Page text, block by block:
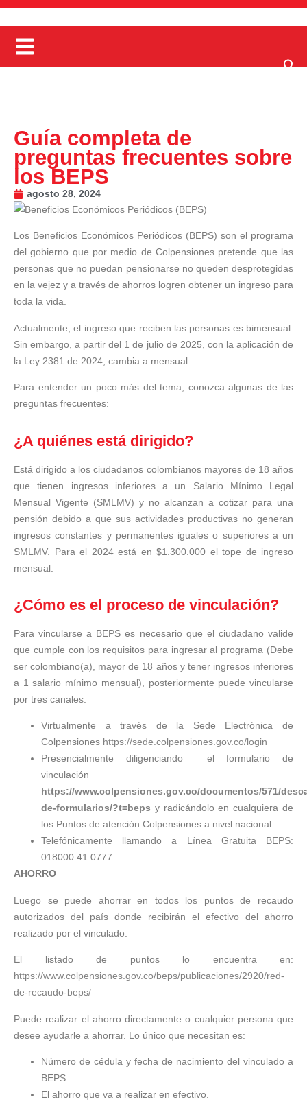
Guía completa de
preguntas frecuentes sobre
los BEPS
agosto 28, 2024
Los Beneficios Económicos Periódicos (BEPS) son el programa
del gobierno que por medio de Colpensiones pretende que las
personas que no puedan pensionarse no queden desprotegidas
en la vejez y a través de ahorros logren obtener un ingreso para
toda la vida.
Actualmente, el ingreso que reciben las personas es bimensual.
Sin embargo, a partir del 1 de julio de 2025, con la aplicación de
la Ley 2381 de 2024, cambia a mensual.
Para entender un poco más del tema, conozca algunas de las
preguntas frecuentes:
¿A quiénes está dirigido?
Está dirigido a los ciudadanos colombianos mayores de 18 años
que tienen ingresos inferiores a un Salario Mínimo Legal
Mensual Vigente (SMLMV) y no alcanzan a cotizar para una
pensión debido a que sus actividades productivas no generan
ingresos constantes y permanentes iguales o superiores a un
SMLMV. Para el 2024 está en $1.300.000 el tope de ingreso
mensual.
¿Cómo es el proceso de vinculación?
Para vincularse a BEPS es necesario que el ciudadano valide
que cumple con los requisitos para ingresar al programa (Debe
ser colombiano(a), mayor de 18 años y tener ingresos inferiores
a 1 salario mínimo mensual), posteriormente puede vincularse
por tres canales:
Virtualmente a través de la Sede Electrónica de
Colpensiones https://sede.colpensiones.gov.co/login
Presencialmente diligenciando el formulario de
vinculación
https://www.colpensiones.gov.co/documentos/571/
de-formularios/?t=beps y radicándolo en cualquiera de
los Puntos de atención Colpensiones a nivel nacional.
Telefónicamente llamando a Línea Gratuita BEPS:
018000 41 0777.
AHORRO
Luego se puede ahorrar en todos los puntos de recaudo
autorizados del país donde recibirán el efectivo del ahorro
realizado por el vinculado.
El listado de puntos lo encuentra en:
https://www.colpensiones.gov.co/beps/publicaciones/2920/red-
de-recaudo-beps/
Puede realizar el ahorro directamente o cualquier persona que
desee ayudarle a ahorrar. Lo único que necesitan es:
Número de cédula y fecha de nacimiento del vinculado a
BEPS.
El ahorro que va a realizar en efectivo.